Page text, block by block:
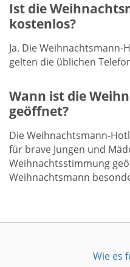
Ist die
kostenlos?
Ja. Die Weihnachtsmann-
gelten die üblichen
Wann ist die
geöffnet?
Die Weihnachtsmann-
für brave Jungen und
Weihnachtsstimmung
Weihnachtsmann
Wie es